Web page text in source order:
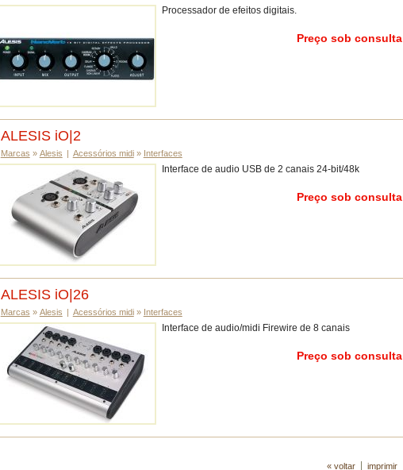
Processador de efeitos digitais.
Preço sob consulta
ALESIS iO|2
Marcas » Alesis | Acessórios midi» Interfaces
Interface de audio USB de 2 canais 24-bit/48k
Preço sob consulta
ALESIS iO|26
Marcas » Alesis | Acessórios midi» Interfaces
Interface de audio/midi Firewire de 8 canais
Preço sob consulta
imprimir
« voltar